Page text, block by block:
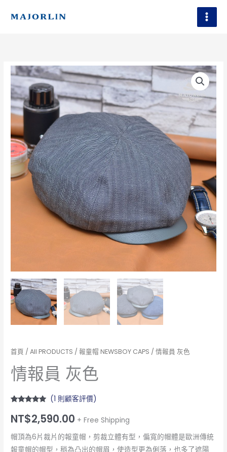
首頁 /All PRODUCTS /報童帽 NEWSBOY CAPS / 情報員 灰色
情報員 灰色
5，已有 位
顧客進行評
(1 則顧客評價)
NT$2,590.00 + Free Shipping
帽頂為6片裁片的報童帽，剪裁立體有型，偏寬的帽體是歐洲傳統
報童帽的帽型，稍為凸出的帽眉，使造型更為俐落，也多了遮陽
情
報
員
灰
數
量